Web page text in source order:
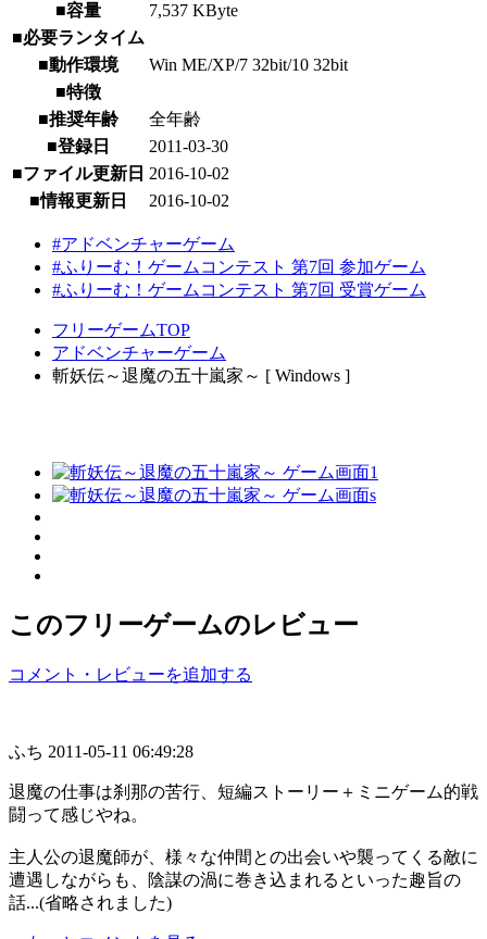
■容量
7,537 KByte
■必要ランタイム
■動作環境
Win ME/XP/7 32bit/10 32bit
■特徴
■推奨年齢
全年齢
■登録日
2011-03-30
■ファイル更新日 2016-10-02
■情報更新日
2016-10-02
#アドベンチャーゲーム
#ふりーむ！ゲームコンテスト 第7回 参加ゲーム
#ふりーむ！ゲームコンテスト 第7回 受賞ゲーム
フリーゲームTOP
アドベンチャーゲーム
斬妖伝～退魔の五十嵐家～ [ Windows ]
このフリーゲームのレビュー
コメント・レビューを追加する
ふち 2011-05-11 06:49:28
退魔の仕事は刹那の苦行、短編ストーリー＋ミニゲーム的戦
闘って感じやね。
主人公の退魔師が、様々な仲間との出会いや襲ってくる敵に
遭遇しながらも、陰謀の渦に巻き込まれるといった趣旨の
話...(省略されました)